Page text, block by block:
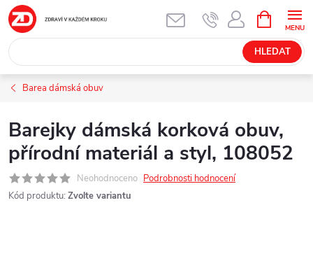
Přejít
na
obsah
HLEDAT
NÁKUPNÍ
KOŠÍK
Barea dámská obuv
Barejky dámská korková obuv,
přírodní materiál a styl, 108052
Neohodnoceno Podrobnosti hodnocení
Kód produktu: Zvolte variantu